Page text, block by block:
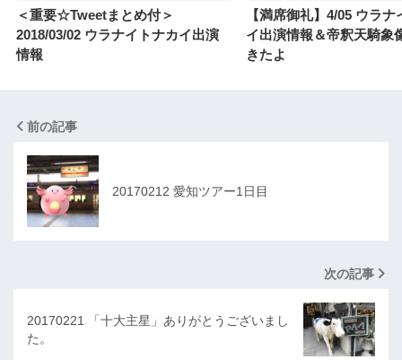
＜重要☆Tweetまとめ付＞
2018/03/02 ウラナイトナカイ出演
情報
【満席御礼】4/05 ウラナ
イ出演情報＆帝釈天騎象
きたよ
前の記事
20170212 愛知ツアー1日目
次の記事
20170221 「十大主星」ありがとうございまし
た。